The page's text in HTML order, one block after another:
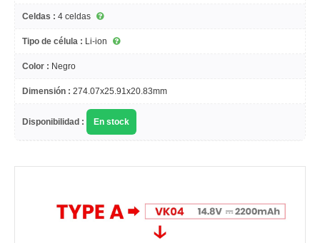
Celdas : 4 celdas
Tipo de célula : Li-ion
Color : Negro
Dimensión : 274.07x25.91x20.83mm
Disponibilidad : En stock